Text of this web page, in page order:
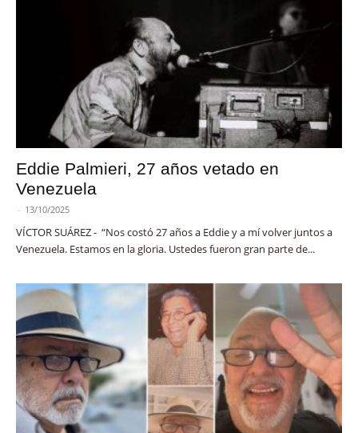
Eddie Palmieri, 27 años vetado en
Venezuela
- 13/10/2025
VÍCTOR SUÁREZ - “Nos costó 27 años a Eddie y a mí volver juntos a
Venezuela. Estamos en la gloria. Ustedes fueron gran parte de...